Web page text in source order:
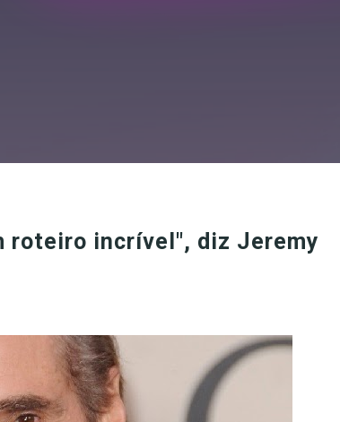
roteiro incrível", diz Jeremy